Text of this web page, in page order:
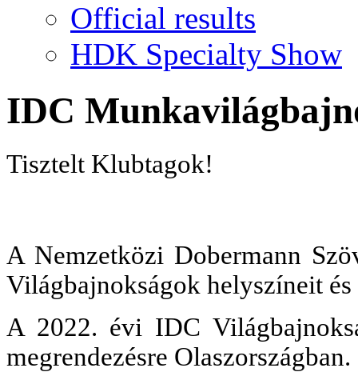
Official results
HDK Specialty Show
IDC
Tisztelt Klubtagok!
A Nemzetközi Dobermann
Világbajnokságok helyszíneit
A 2022. évi IDC
megrendezésre Olaszországban.